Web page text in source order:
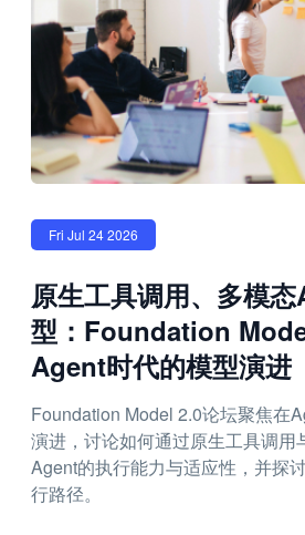
Fri Jul 24 2026
原生工具调用、多模
型：Foundation
Agent时代的模型演进
Foundation Model 2.0论坛聚焦在
演进，讨论如何通过原生工具调用
Agent的执行能力与适应性，并探
行路径。